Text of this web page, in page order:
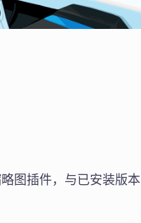
图插件，与已安装版本